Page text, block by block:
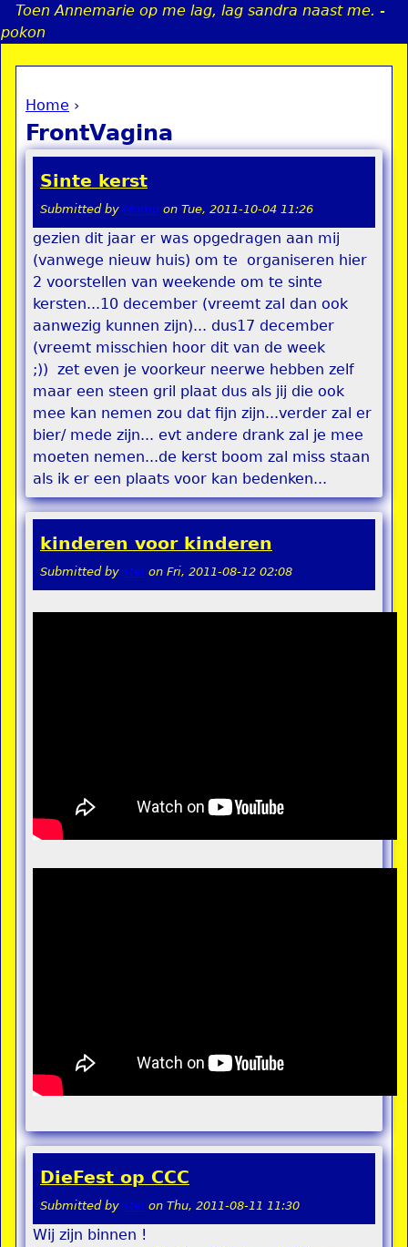
Jump to navigation
Toen Annemarie op me lag, lag sandra naast me. -
pokon
You are here
Home ›
FrontVagina
Sinte kerst
Submitted by Momo on Tue, 2011-10-04 11:26
gezien dit jaar er was opgedragen aan mij
(vanwege nieuw huis) om te organiseren hier
2 voorstellen van weekende om te sinte
kersten...10 december (vreemt zal dan ook
aanwezig kunnen zijn)... dus17 december
(vreemt misschien hoor dit van de week
;)) zet even je voorkeur neerwe hebben zelf
maar een steen gril plaat dus als jij die ook
mee kan nemen zou dat fijn zijn...verder zal er
bier/ mede zijn... evt andere drank zal je mee
moeten nemen...de kerst boom zal miss staan
als ik er een plaats voor kan bedenken...
kinderen voor kinderen
Submitted by stel on Fri, 2011-08-12 02:08
DieFest op CCC
Submitted by stel on Thu, 2011-08-11 11:30
Wij zijn binnen !